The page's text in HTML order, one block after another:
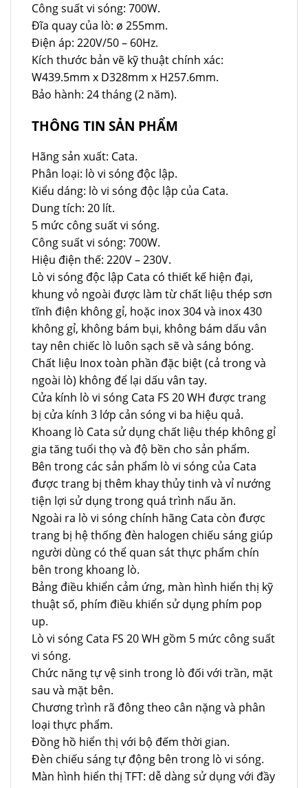
Công suất vi sóng: 700W.
Đĩa quay của lò: ø 255mm.
Điện áp: 220V/50 – 60Hz.
Kích thước bản vẽ kỹ thuật chính xác:
W439.5mm x D328mm x H257.6mm.
Bảo hành: 24 tháng (2 năm).
THÔNG TIN SẢN PHẨM
Hãng sản xuất: Cata.
Phân loại: lò vi sóng độc lập.
Kiểu dáng: lò vi sóng độc lập của Cata.
Dung tích: 20 lít.
5 mức công suất vi sóng.
Công suất vi sóng: 700W.
Hiệu điện thế: 220V – 230V.
Lò vi sóng độc lập Cata có thiết kế hiện đại,
khung vỏ ngoài được làm từ chất liệu thép sơn
tĩnh điện không gỉ, hoặc inox 304 và inox 430
không gỉ, không bám bụi, không bám dấu vân
tay nên chiếc lò luôn sạch sẽ và sáng bóng.
Chất liệu Inox toàn phần đặc biệt (cả trong và
ngoài lò) không để lại dấu vân tay.
Cửa kính lò vi sóng Cata FS 20 WH được trang
bị cửa kính 3 lớp cản sóng vi ba hiệu quả.
Khoang lò Cata sử dụng chất liệu thép không gỉ
gia tăng tuổi thọ và độ bền cho sản phẩm.
Bên trong các sản phẩm lò vi sóng của Cata
được trang bị thêm khay thủy tinh và vỉ nướng
tiện lợi sử dụng trong quá trình nấu ăn.
Ngoài ra lò vi sóng chính hãng Cata còn được
trang bị hệ thống đèn halogen chiếu sáng giúp
người dùng có thể quan sát thực phẩm chín
bên trong khoang lò.
Bảng điều khiển cảm ứng, màn hình hiển thị kỹ
thuật số, phím điều khiển sử dụng phím pop
up.
Lò vi sóng Cata FS 20 WH gồm 5 mức công suất
vi sóng.
Chức năng tự vệ sinh trong lò đối với trần, mặt
sau và mặt bên.
Chương trình rã đông theo cân nặng và phân
loại thực phẩm.
Đồng hồ hiển thị với bộ đếm thời gian.
Đèn chiếu sáng tự động bên trong lò vi sóng.
Màn hình hiển thị TFT: dễ dàng sử dụng với đầy